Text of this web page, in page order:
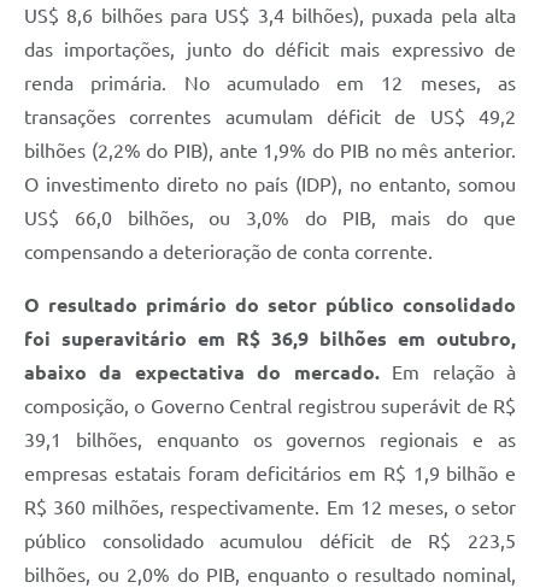
US$ 8,6 bilhões para US$ 3,4 bilhões), puxada pela alta
das importações, junto do déficit mais expressivo de
renda primária. No acumulado em 12 meses, as
transações correntes acumulam déficit de US$ 49,2
bilhões (2,2% do PIB), ante 1,9% do PIB no mês anterior.
O investimento direto no país (IDP), no entanto, somou
US$ 66,0 bilhões, ou 3,0% do PIB, mais do que
compensando a deterioração de conta corrente.
O resultado primário do setor público consolidado
foi superavitário em R$ 36,9 bilhões em outubro,
abaixo da expectativa do mercado. Em relação à
composição, o Governo Central registrou superávit de R$
39,1 bilhões, enquanto os governos regionais e as
empresas estatais foram deficitários em R$ 1,9 bilhão e
R$ 360 milhões, respectivamente. Em 12 meses, o setor
público consolidado acumulou déficit de R$ 223,5
bilhões, ou 2,0% do PIB, enquanto o resultado nominal,